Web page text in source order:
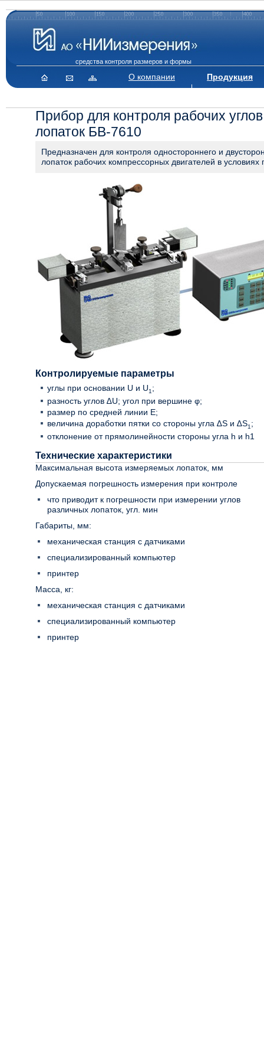
средства контроля размеров и формы
О компании Продукция
Прибор для контроля рабочих
лопаток БВ-7610
Предназначен для контроля одностороннего и
лопаток рабочих компрессорных двигателей в условиях
Контролируемые параметры
углы при основании U и U1 ;
разность углов ∆U; угол при вершине φ;
размер по средней линии E;
величина доработки пятки со стороны угла ∆S и ∆S1 ;
отклонение от прямолинейности стороны угла h и h1
Технические характеристики
Максимальная высота измеряемых лопаток, мм
Допускаемая погрешность измерения при контроле
что приводит к погрешности при измерении углов
различных лопаток, угл. мин
Габариты, мм:
механическая станция с датчиками
специализированный компьютер
принтер
Масса, кг:
механическая станция с датчиками
специализированный компьютер
принтер